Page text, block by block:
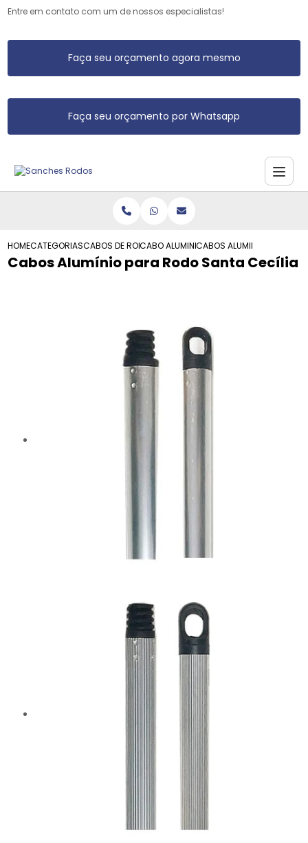
Entre em contato com um de nossos especialistas!
Faça seu orçamento agora mesmo
Faça seu orçamento por Whatsapp
HOMECATEGORIASCABOS DE RODO DE ALUMINIO
CABO ALUMINIO RODOCABOS ALUMINIO PARA
Cabos Alumínio para Rodo Santa Cecília